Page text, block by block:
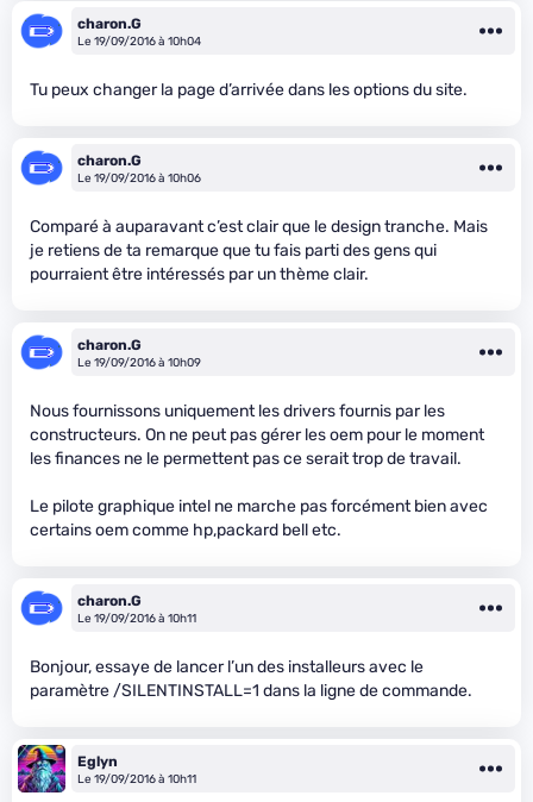
charon.G
Le 19/09/2016 à 10h04
Tu peux changer la page d’arrivée dans les options du site.
charon.G
Le 19/09/2016 à 10h06
Comparé à auparavant c’est clair que le design tranche. Mais
je retiens de ta remarque que tu fais parti des gens qui
pourraient être intéressés par un thème clair.
charon.G
Le 19/09/2016 à 10h09
Nous fournissons uniquement les drivers fournis par les
constructeurs. On ne peut pas gérer les oem pour le moment
les finances ne le permettent pas ce serait trop de travail.
Le pilote graphique intel ne marche pas forcément bien avec
certains oem comme hp,packard bell etc.
charon.G
Le 19/09/2016 à 10h11
Bonjour, essaye de lancer l’un des installeurs avec le
paramètre /SILENTINSTALL=1 dans la ligne de commande.
Eglyn
Le 19/09/2016 à 10h11